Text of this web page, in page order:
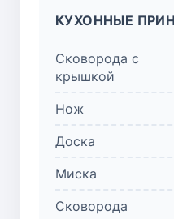
КУХОННЫЕ
Сковорода с
крышкой
Нож
Доска
Миска
Сковорода